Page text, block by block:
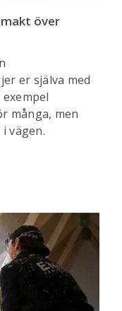
över
er själva med
många, men
vägen.